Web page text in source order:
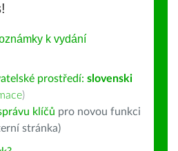
k vydání
prostředí: slovenski
)
klíčů pro novou funkci
stránka)